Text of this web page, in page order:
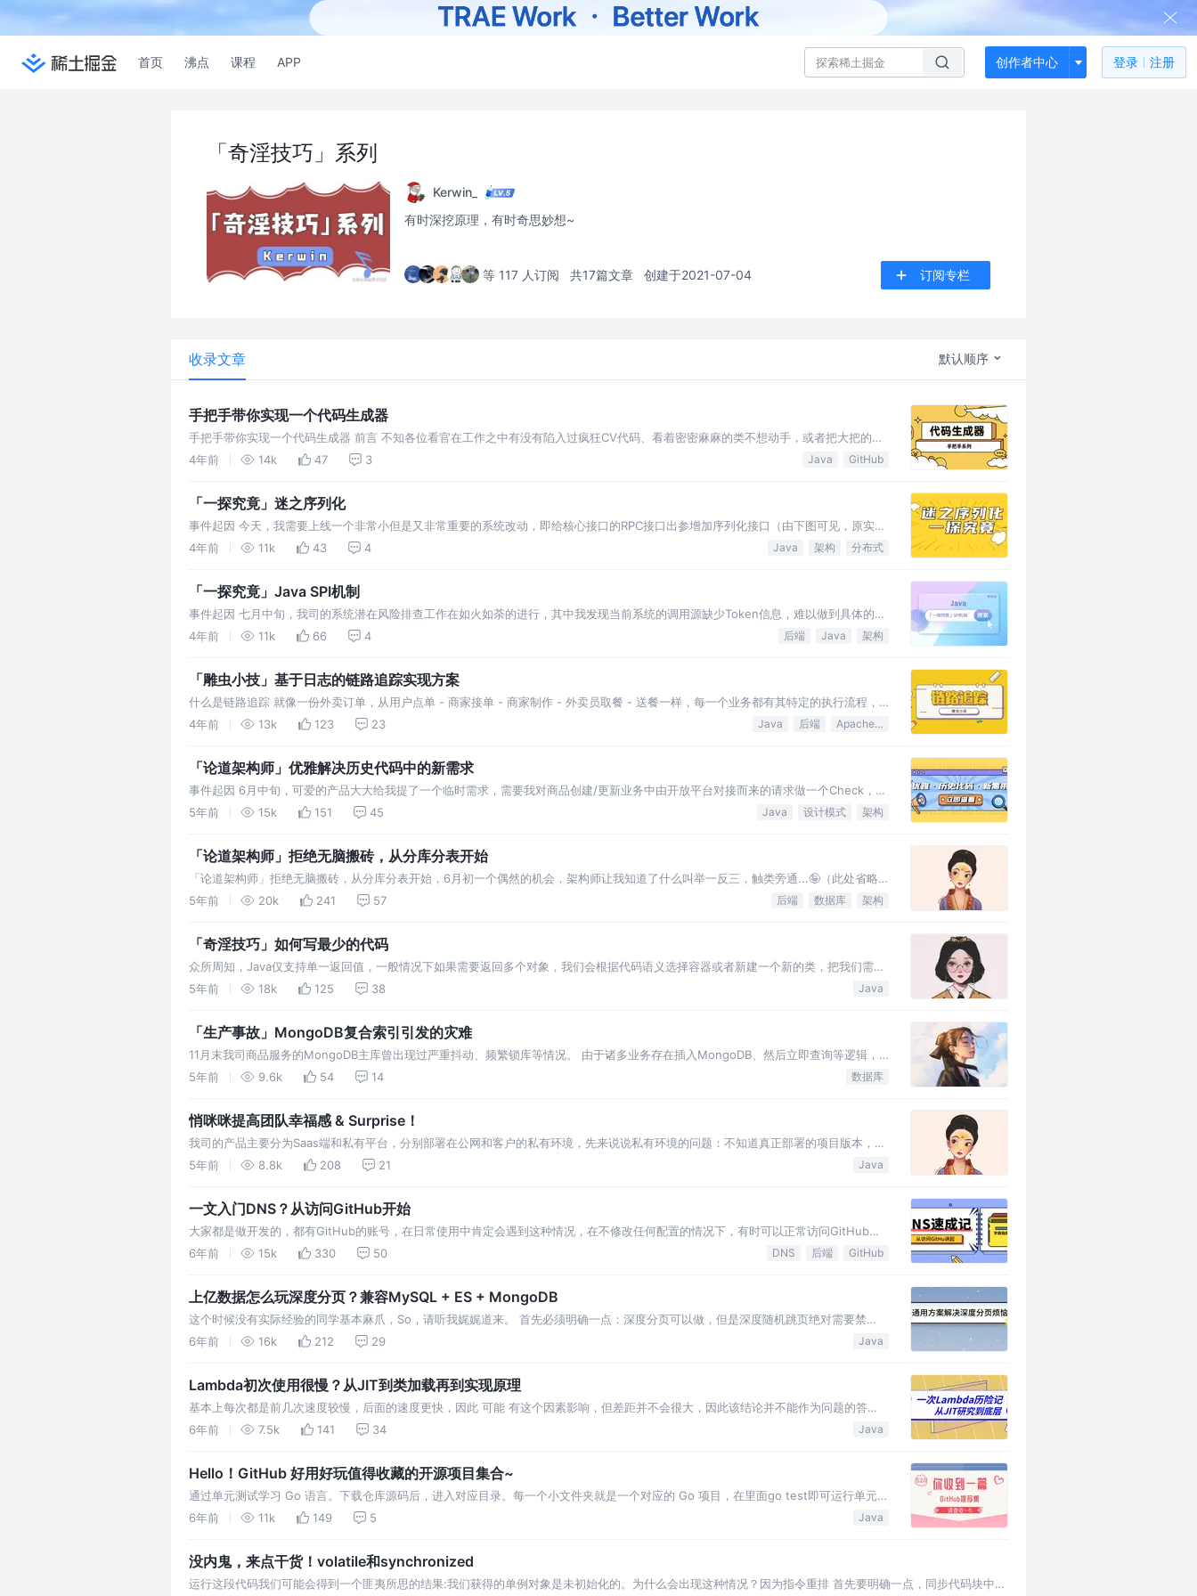
首页 沸点 课程 APP 创作者中心 登录 注册
「奇淫技巧」系列
Kerwin_
有时深挖原理，有时奇思妙想~
等 117 人订阅 共17篇文章 创建于2021-07-04 订阅专栏
收录文章 默认顺序
手把手带你实现一个代码生成器
手把手带你实现一个代码生成器 前言 不知各位看官在工作之中有没有陷入过疯狂CV代码、看着密密麻麻的类不想动手，或者把大把的时
间花费在底层的情况。以笔者为例，会经常遇到以下两个问题： 隔一段时间就需要构
4年前 14k 47 3 Java GitHub
「一探究竟」迷之序列化
事件起因 今天，我需要上线一个非常小但是又非常重要的系统改动，即给核心接口的RPC接口出参增加序列化接口（由下图可见，原实体
类未实现序列化）。 编码、测试、代码审核一气呵成，然后收到驳回通知...
4年前 11k 43 4 Java 架构 分布式
「一探究竟」Java SPI机制
事件起因 七月中旬，我司的系统潜在风险排查工作在如火如荼的进行，其中我发现当前系统的调用源缺少Token信息，难以做到具体的识
别和监控，因此需要对其优化。
4年前 11k 66 4 后端 Java 架构
「雕虫小技」基于日志的链路追踪实现方案
什么是链路追踪 就像一份外卖订单，从用户点单 - 商家接单 - 商家制作 - 外卖员取餐 - 送餐一样，每一个业务都有其特定的执行流程，
把它细分到代码、应用层级，就可以称为执行链路，当前请求/业务到底
4年前 13k 123 23 Java 后端 Apache Log4j
「论道架构师」优雅解决历史代码中的新需求
事件起因 6月中旬，可爱的产品大大给我提了一个临时需求，需要我对商品创建/更新业务中由开放平台对接而来的请求做一个Check，如
果符合要求，则再做一段稍微复杂的逻辑处理。 这种Easy程度的需求怎么拦
5年前 15k 151 45 Java 设计模式 架构
「论道架构师」拒绝无脑搬砖，从分库分表开始
「论道架构师」拒绝无脑搬砖，从分库分表开始，6月初一个偶然的机会，架构师让我知道了什么叫举一反三，触类旁通...🤪（此处省略
一百字🤪）。
5年前 20k 241 57 后端 数据库 架构
「奇淫技巧」如何写最少的代码
众所周知，Java仅支持单一返回值，一般情况下如果需要返回多个对象，我们会根据代码语义选择容器或者新建一个新的类，把我们需要
的数据包起来。 本质还是普通对象，但是加上泛型后威力剧增！由于在方法定义时就强制了泛型约束，语义非常清晰，同时可以完全杜绝
5年前 18k 125 38 Java
「生产事故」MongoDB复合索引引发的灾难
11月末我司商品服务的MongoDB主库曾出现过严重抖动、频繁锁库等情况。 由于诸多业务存在插入MongoDB、然后立即查询等逻辑，
因此项目并未开启读写分离。 我司的各种监控做的比较到位，当天突然收到了数据库服务器负载较高的告警通知，于是我和同事们就赶紧
5年前 9.6k 54 14 数据库
悄咪咪提高团队幸福感 & Surprise！
我司的产品主要分为Saas端和私有平台，分别部署在公网和客户的私有环境，先来说说私有环境的问题：不知道真正部署的项目版本，说
来很可笑，运维同学在部署的时候肯定是记录过各个客户的代码版本的，但也就是这么可笑，有时候就是会弄错，可能是由于升级流程不
5年前 8.8k 208 21 Java
一文入门DNS？从访问GitHub开始
大家都是做开发的，都有GitHub的账号，在日常使用中肯定会遇到这种情况，在不修改任何配置的情况下，有时可以正常访问GitHub，
有时又直接未响应，来一起捋捋到底是为啥。 虽然很戳心，但好歹能展示一部分。 所以有时候我们白嫖软件，都会改一下 Hosts，因为
6年前 15k 330 50 DNS 后端 GitHub
上亿数据怎么玩深度分页？兼容MySQL + ES + MongoDB
这个时候没有实际经验的同学基本麻爪，So，请听我娓娓道来。 首先必须明确一点：深度分页可以做，但是深度随机跳页绝对需要禁
止。 像MySQL，MongoDB数据库还好，本身就是专业的数据库，处理的不好，最多就是慢，但如果涉及到ES，性质就不一样了，我们
6年前 16k 212 29 Java
Lambda初次使用很慢？从JIT到类加载再到实现原理
基本上每次都是前几次速度较慢，后面的速度更快，因此 可能 有这个因素影响，但差距并不会很大，因此该结论并不能作为问题的答
案。 从上述的概念中，我们应该可以得到一个结论：第一条所谓的操作系统预热 大概率不正确，因为普通遍历方法执行N次，后续执行的
6年前 7.5k 141 34 Java
Hello！GitHub 好用好玩值得收藏的开源项目集合~
通过单元测试学习 Go 语言。下载仓库源码后，进入对应目录。每一个小文件夹就是一个对应的 Go 项目，在里面go test即可运行单元测
试。由于是测试驱动开发，所以需要在你改动代码之后跑通单元测试才算学会通过。每一个对应的文件夹都有相应 Markdown 文字教
6年前 11k 149 5 Java
没内鬼，来点干货！volatile和synchronized
运行这段代码我们可能会得到一个匪夷所思的结果:我们获得的单例对象是未初始化的。为什么会出现这种情况？因为指令重排 首先要明确一点，同步代码块中的